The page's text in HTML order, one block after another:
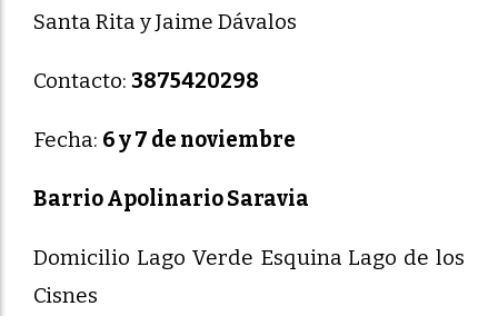
Santa Rita y Jaime Dávalos
Contacto: 3875420298
Fecha: 6 y 7 de noviembre
Barrio Apolinario Saravia
Domicilio Lago Verde Esquina Lago de los
Cisnes